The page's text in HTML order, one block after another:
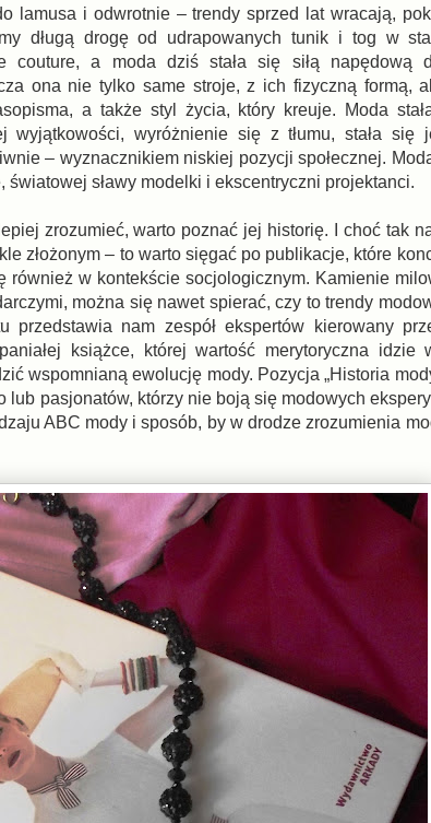
lamusa i odwrotnie – trendy sprzed lat wracają,
długą drogę od udrapowanych tunik i tog w
couture, a moda dziś stała się siłą napędową
ona nie tylko same stroje, z ich fizyczną formą,
a także styl życia, który kreuje. Moda
wyjątkowości, wyróżnienie się z tłumu, stała się
– wyznacznikiem niskiej pozycji społecznej.
światowej sławy modelki i ekscentryczni projektanci.
zrozumieć, warto poznać jej historię. I choć tak
złożonym – to warto sięgać po publikacje, które
również w kontekście socjologicznym. Kamienie
można się nawet spierać, czy to trendy
nam zespół ekspertów kierowany
książce, której wartość merytoryczna
wspomnianą ewolucję mody. Pozycja „Historia
pasjonatów, którzy nie boją się modowych
ABC mody i sposób, by w drodze zrozumienia